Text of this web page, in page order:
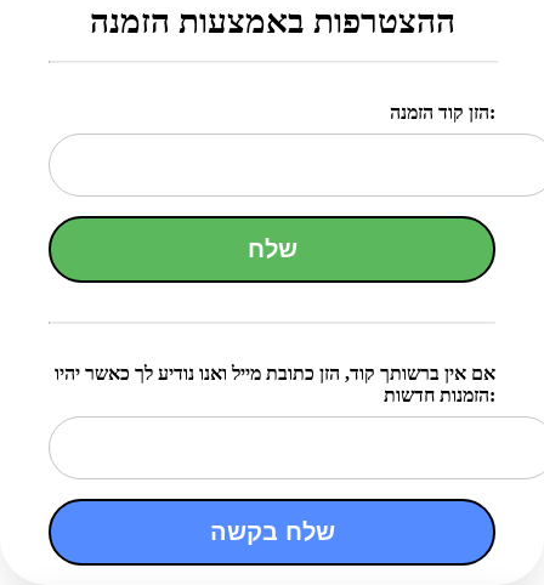
ההצטרפות באמצעות הזמנה
הזן קוד הזמנה:
שלח
אם אין ברשותך קוד, הזן כתובת מייל ואנו נודיע לך כאשר יהיו
הזמנות חדשות:
שלח בקשה